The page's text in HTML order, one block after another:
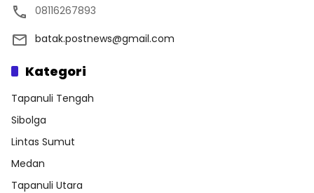
08116267893
batak.postnews@gmail.com
Kategori
Tapanuli Tengah
Sibolga
Lintas Sumut
Medan
Tapanuli Utara